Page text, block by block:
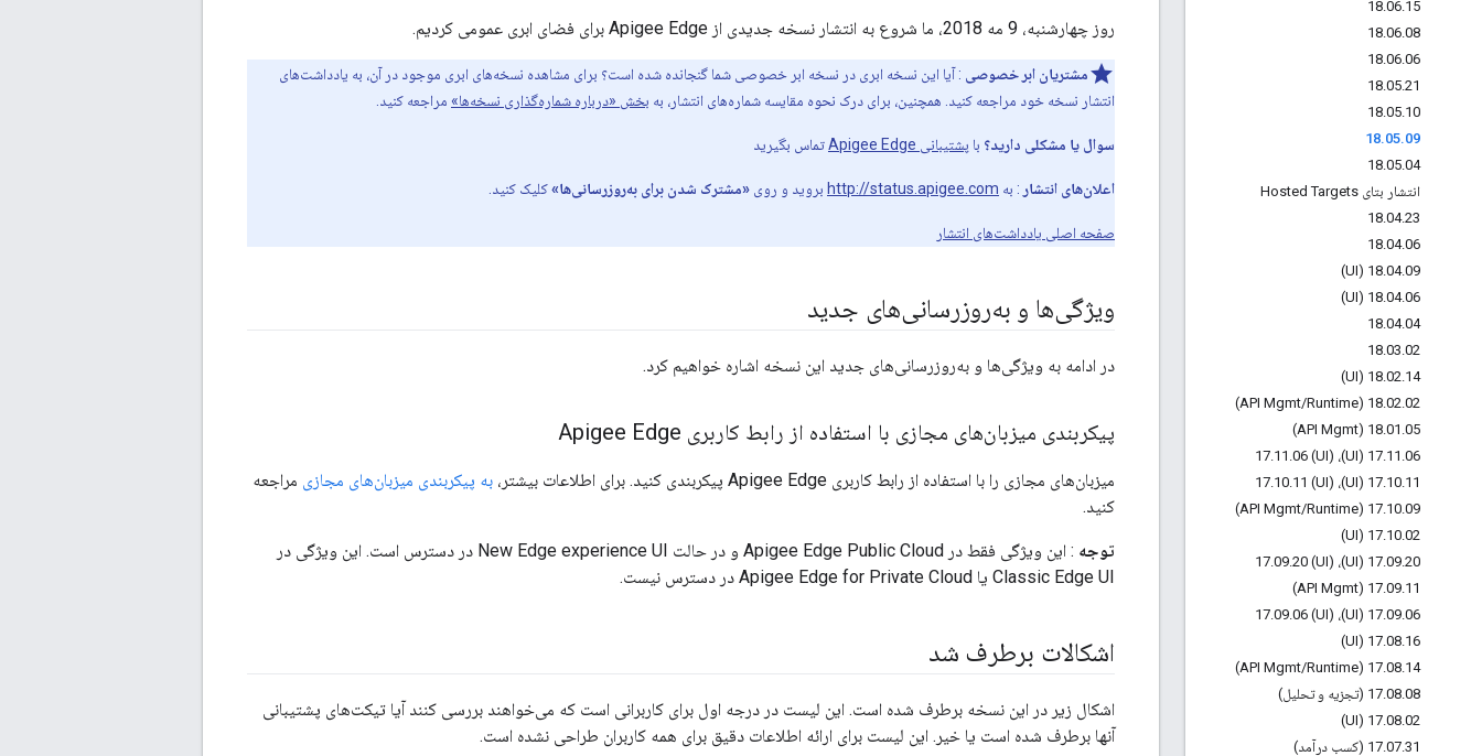
18.06.15
18.06.08
18.06.06
18.05.21
18.05.10
18.05.09
18.05.04
انتشار بتای Hosted Targets
18.04.23
18.04.06
18.04.09 (UI)
18.04.06 (UI)
18.04.04
18.03.02
18.02.14 (UI)
18.02.02 (API Mgmt
/Runtime)
18.01 .05 (API Mgmt)
17.11 .06 (UI)، 17 .11 .06 (UI)
17.10.11 (UI)، 17 .10.11 (UI)
17.10.09 (API Mgmt
/Runtime)
17.10.02 (UI)
17.09.20 (UI)، 17 .09.20 (UI)
17.09.11 (API Mgmt)
17.09.06 (UI)، 17 .09.06 (UI)
17.08.16 (UI)
17.08.14 (API Mgmt
/Runtime)
17.08.08 (تجزیه و تحلیل)
17.08.02 (UI)
17.07.31 (کسب درآمد)
روز چهارشنبه، 9 مه 2018، ما شروع به انتشار نسخه جدیدی از Apigee Edge برای فضای ابری عمومی کردیم.
مشتریان ابر خصوصی
: آیا این نسخه ابری در نسخه ابر خصوصی شما گنجانده شده است؟ برای مشاهده نسخه‌های ابری موجود در آن، به یادداشت‌های
انتشار نسخه خود مراجعه کنید. همچنین، برای درک نحوه مقایسه شماره‌های انتشار، به بخش «درباره شماره‌گذاری نسخه‌ها» مراجعه کنید.
سوال یا مشکلی دارید؟ با پشتیبانی Apigee Edge تماس بگیرید
اعلان‌های انتشار : به http://status.apigee.com بروید و روی «مشترک شدن برای به‌روزرسانی‌ها»کلیک کنید.
صفحه اصلی یادداشت‌های انتشار
ویژگی‌ها و به‌روزرسانی‌های جدید
در ادامه به ویژگی‌ها و به‌روزرسانی‌های جدید این نسخه اشاره خواهیم کرد.
پیکربندی میزبان‌های مجازی با استفاده از رابط کاربری Apigee Edge
میزبان‌های مجازی را با استفاده از رابط کاربری Apigee Edge پیکربندی کنید. برای اطلاعات بیشتر، به پیکربندی میزبان‌های مجازی مراجعه
کنید.
توجه
: این ویژگی فقط در Apigee Edge Public Cloud و در حالت New Edge experience UI در دسترس است. این ویژگی در
Classic Edge UI یا Apigee Edge for Private Cloud در دسترس نیست.
اشکالات برطرف شد
اشکال زیر در این نسخه برطرف شده است. این لیست در درجه اول برای کاربرانی است که می‌خواهند بررسی کنند آیا تیکت‌های پشتیبانی
آنها برطرف شده است یا خیر. این لیست برای ارائه اطلاعات دقیق برای همه کاربران طراحی نشده است.